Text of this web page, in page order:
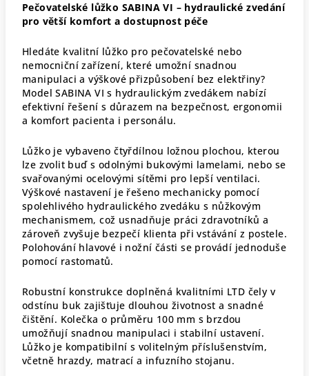
Pečovatelské lůžko SABINA VI – hydraulické zvedání
pro větší komfort a dostupnost péče
Hledáte kvalitní lůžko pro pečovatelské nebo
nemocniční zařízení, které umožní snadnou
manipulaci a výškové přizpůsobení bez elektřiny?
Model SABINA VI s hydraulickým zvedákem nabízí
efektivní řešení s důrazem na bezpečnost, ergonomii
a komfort pacienta i personálu.
Lůžko je vybaveno čtyřdílnou ložnou plochou, kterou
lze zvolit buď s odolnými bukovými lamelami, nebo se
svařovanými ocelovými sítěmi pro lepší ventilaci.
Výškové nastavení je řešeno mechanicky pomocí
spolehlivého hydraulického zvedáku s nůžkovým
mechanismem, což usnadňuje práci zdravotníků a
zároveň zvyšuje bezpečí klienta při vstávání z postele.
Polohování hlavové i nožní části se provádí jednoduše
pomocí rastomatů.
Robustní konstrukce doplněná kvalitními LTD čely v
odstínu buk zajišťuje dlouhou životnost a snadné
čištění. Kolečka o průměru 100 mm s brzdou
umožňují snadnou manipulaci i stabilní ustavení.
Lůžko je kompatibilní s volitelným příslušenstvím,
včetně hrazdy, matrací a infuzního stojanu.